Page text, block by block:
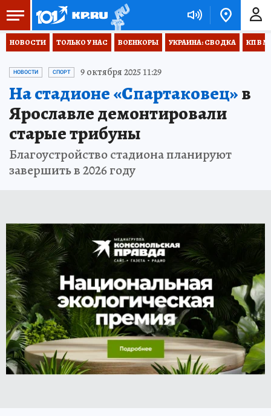
НОВОСТИ ТОЛЬКО У НАС ВОЕНКОРЫ УКРАИНА: СВОДКА КП В
НОВОСТИ СПОРТ 9 октября 2025 11:29
На стадионе «Спартаковец»в
Ярославле демонтировали
старые трибуны
Благоустройство стадиона планируют
завершить в 2026 году